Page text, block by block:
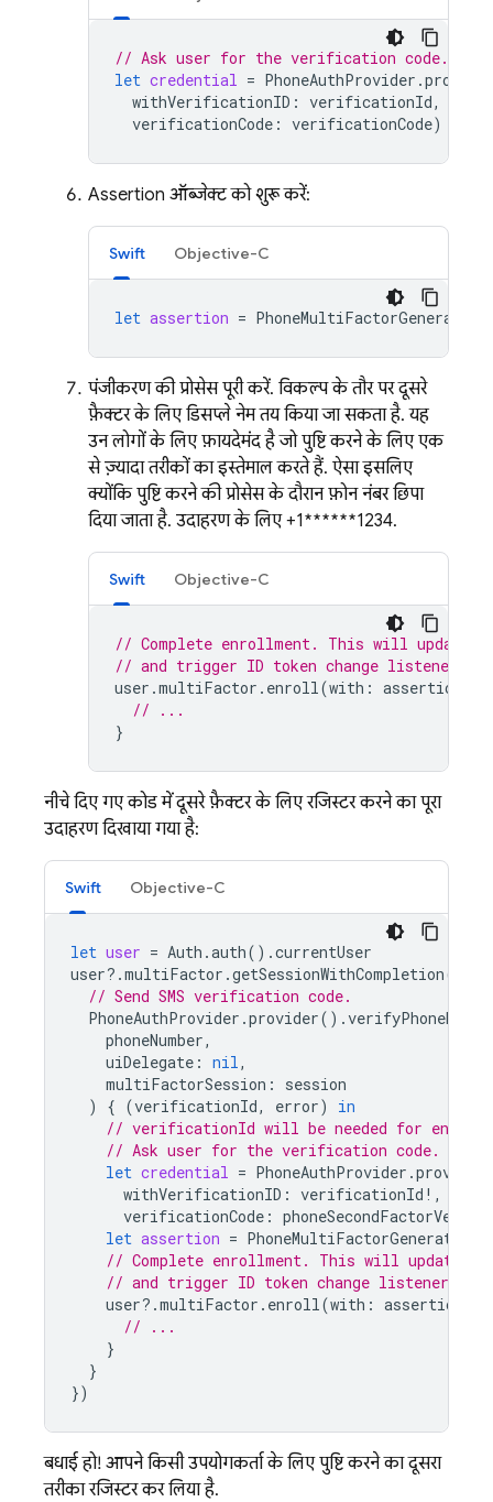
// Ask user for the verification code.
let credential = PhoneAuthProvider .
withVerificationID : verificationId,
verificationCode : verificationCode)
Assertion ऑब्जेक्ट को शुरू करें:
Swift Objective-C
let assertion = PhoneMultiFactorGenerator
पंजीकरण की प्रोसेस पूरी करें. विकल्प के तौर पर, दूसरे
फ़ैक्टर के लिए डिसप्ले नेम तय किया जा सकता है. यह
उन लोगों के लिए फ़ायदेमंद है जो पुष्टि करने के लिए एक
से ज़्यादा तरीकों का इस्तेमाल करते हैं. ऐसा इसलिए,
क्योंकि पुष्टि करने की प्रोसेस के दौरान फ़ोन नंबर छिपा
दिया जाता है. उदाहरण के लिए, +1******1234.
Swift Objective-C
// Complete enrollment. This will update
// and trigger ID token change listener.
user .multiFactor . enroll (with : assertion
// ...
}
नीचे दिए गए कोड में, दूसरे फ़ैक्टर के लिए रजिस्टर करने का पूरा
उदाहरण दिखाया गया है:
Swift Objective-C
let user = Auth .auth().currentUser
user?.multiFactor .getSessionWithCompletion({
// Send SMS verification code.
PhoneAuthProvider .provider().
phoneNumber,
uiDelegate : nil ,
multiFactorSession :
session
)
{ (verificationId, error)
in
// verificationId will be needed for
// Ask user for the verification code.
let credential = PhoneAuthProvider .provider
withVerificationID : verificationId !,
verificationCode :
let assertion = PhoneMultiFactorGenerator
// Complete enrollment. This will update
// and trigger ID token change listener.
user?.multiFactor . enroll (with : assertion
// ...
}
}
})
बधाई हो! आपने किसी उपयोगकर्ता के लिए, पुष्टि करने का दूसरा
तरीका रजिस्टर कर लिया है.